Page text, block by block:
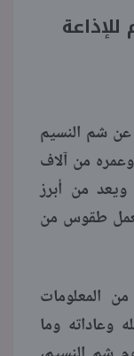
شم النسيم
من آلاف
من 4500 عام، ويعد من أبرز
لعمل طقوس من
المعلومات
وعاداته وما